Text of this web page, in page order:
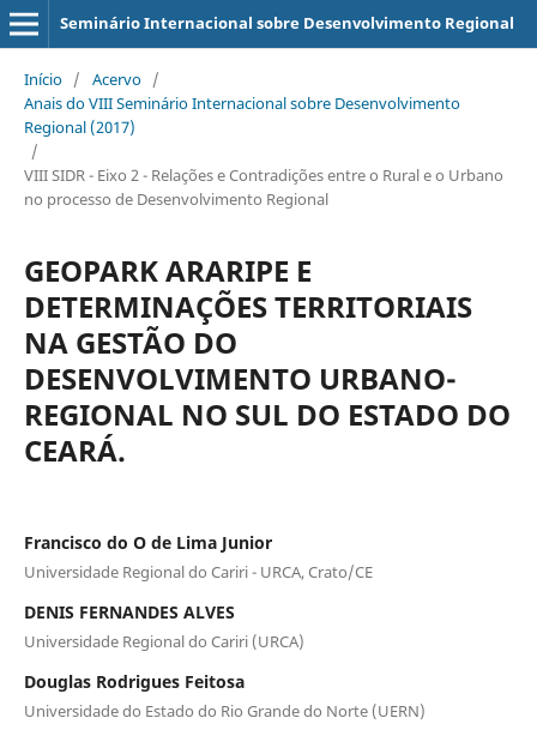
Seminário Internacional sobre Desenvolvimento Regional
Início / Acervo /
Anais do VIII Seminário Internacional sobre Desenvolvimento
Regional (2017)
/
VIII SIDR - Eixo 2 - Relações e Contradições entre o Rural e o Urbano
no processo de Desenvolvimento Regional
GEOPARK ARARIPE E
DETERMINAÇÕES TERRITORIAIS
NA GESTÃO DO
DESENVOLVIMENTO URBANO-
REGIONAL NO SUL DO ESTADO DO
CEARÁ.
Francisco do O de Lima Junior
Universidade Regional do Cariri - URCA, Crato/CE
DENIS FERNANDES ALVES
Universidade Regional do Cariri (URCA)
Douglas Rodrigues Feitosa
Universidade do Estado do Rio Grande do Norte (UERN)